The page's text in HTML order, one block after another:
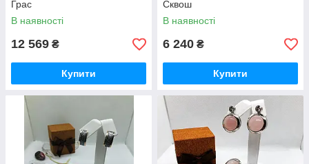
Грас
В наявності
12 569 ₴
Купити
Сквош
В наявності
6 240 ₴
Купити